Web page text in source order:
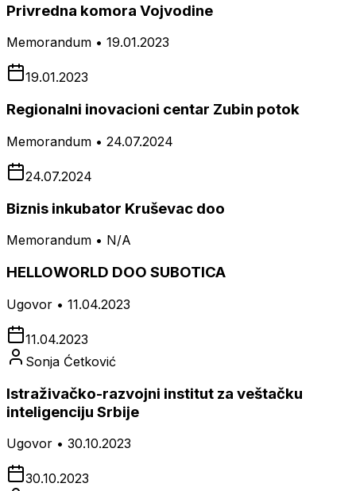
Privredna komora Vojvodine
Memorandum • 19.01.2023
19.01.2023
Regionalni inovacioni centar Zubin potok
Memorandum • 24.07.2024
24.07.2024
Biznis inkubator Kruševac doo
Memorandum • N/A
HELLOWORLD DOO SUBOTICA
Ugovor • 11.04.2023
11.04.2023
Sonja Ćetković
Istraživačko-razvojni institut za veštačku
inteligenciju Srbije
Ugovor • 30.10.2023
30.10.2023